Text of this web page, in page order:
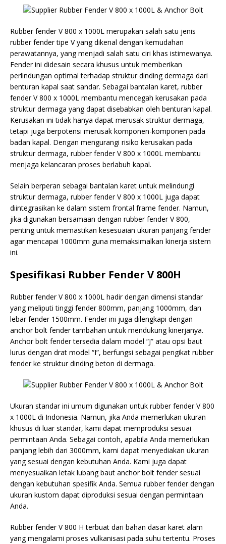
Rubber fender V 800 x 1000L merupakan salah satu jenis
rubber fender tipe V yang dikenal dengan kemudahan
perawatannya, yang menjadi salah satu ciri khas istimewanya.
Fender ini didesain secara khusus untuk memberikan
perlindungan optimal terhadap struktur dinding dermaga dari
benturan kapal saat sandar. Sebagai bantalan karet, rubber
fender V 800 x 1000L membantu mencegah kerusakan pada
struktur dermaga yang dapat disebabkan oleh benturan kapal.
Kerusakan ini tidak hanya dapat merusak struktur dermaga,
tetapi juga berpotensi merusak komponen-komponen pada
badan kapal. Dengan mengurangi risiko kerusakan pada
struktur dermaga, rubber fender V 800 x 1000L membantu
menjaga kelancaran proses berlabuh kapal.
Selain berperan sebagai bantalan karet untuk melindungi
struktur dermaga, rubber fender V 800 x 1000L juga dapat
diintegrasikan ke dalam sistem frontal frame fender. Namun,
jika digunakan bersamaan dengan rubber fender V 800,
penting untuk memastikan kesesuaian ukuran panjang fender
agar mencapai 1000mm guna memaksimalkan kinerja sistem
ini.
Spesifikasi Rubber Fender V 800H
Rubber fender V 800 x 1000L hadir dengan dimensi standar
yang meliputi tinggi fender 800mm, panjang 1000mm, dan
lebar fender 1500mm. Fender ini juga dilengkapi dengan
anchor bolt fender tambahan untuk mendukung kinerjanya.
Anchor bolt fender tersedia dalam model “J” atau opsi baut
lurus dengan drat model “I”, berfungsi sebagai pengikat rubber
fender ke struktur dinding beton di dermaga.
Ukuran standar ini umum digunakan untuk rubber fender V 800
x 1000L di Indonesia. Namun, jika Anda memerlukan ukuran
khusus di luar standar, kami dapat memproduksi sesuai
permintaan Anda. Sebagai contoh, apabila Anda memerlukan
panjang lebih dari 3000mm, kami dapat menyediakan ukuran
yang sesuai dengan kebutuhan Anda. Kami juga dapat
menyesuaikan letak lubang baut anchor bolt fender sesuai
dengan kebutuhan spesifik Anda. Semua rubber fender dengan
ukuran kustom dapat diproduksi sesuai dengan permintaan
Anda.
Rubber fender V 800 H terbuat dari bahan dasar karet alam
yang mengalami proses vulkanisasi pada suhu tertentu. Proses